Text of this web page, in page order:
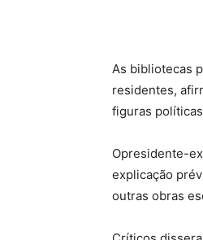
As bibliotecas
residentes,
figuras
Opresidente-
explicação
outras obras